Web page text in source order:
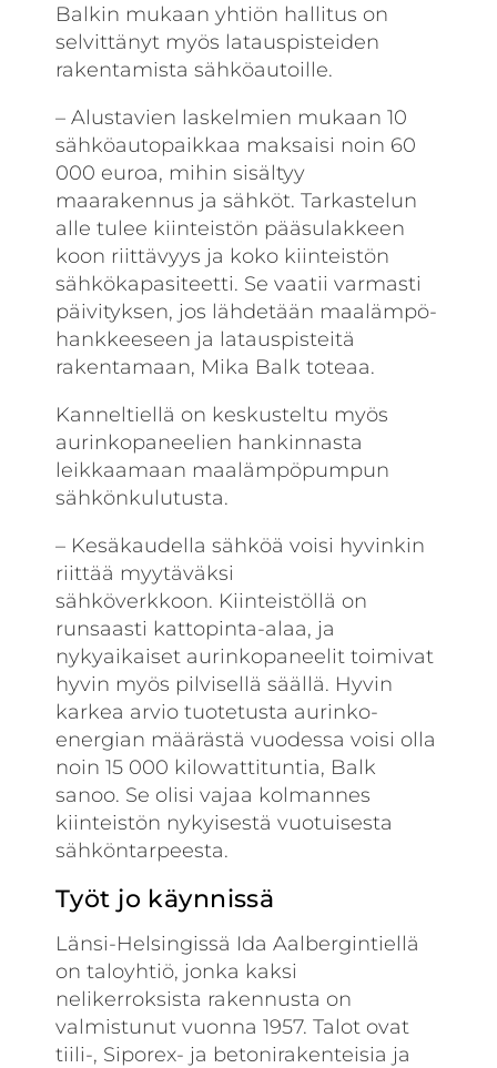
Balkin mukaan yhtiön hallitus on
selvittänyt myös latauspisteiden
rakentamista sähköautoille.
– Alustavien laskelmien mukaan 10
sähköautopaikkaa maksaisi noin 60
000 euroa, mihin sisältyy
maarakennus ja sähköt. Tarkastelun
alle tulee kiinteistön pääsulakkeen
koon riittävyys ja koko kiinteistön
sähkökapasiteetti. Se vaatii varmasti
päivityksen, jos lähdetään maalämpö­
hankkeeseen ja latauspisteitä
rakentamaan, Mika Balk toteaa.
Kanneltiellä on keskusteltu myös
aurinko­paneelien hankinnasta
leikkaamaan maalämpöpumpun
sähkönkulutusta.
– Kesäkaudella sähköä voisi hyvinkin
riittää myytäväksi
sähköverkkoon. Kiinteistöllä on
runsaasti kattopinta-alaa, ja
nykyaikaiset aurinko­paneelit toimivat
hyvin myös pilvisellä säällä. Hyvin
karkea arvio tuotetusta aurinko­
energian määrästä vuodessa voisi olla
noin 15 000 kilowattituntia, Balk
sanoo. Se olisi vajaa kolmannes
kiinteistön nykyisestä vuotuisesta
sähköntarpeesta.
Työt jo käynnissä
Länsi-Helsingissä Ida Aalbergintiellä
on taloyhtiö, jonka kaksi
nelikerroksista rakennusta on
valmistunut vuonna 1957. Talot ovat
tiili-, Siporex- ja betonirakenteisia ja